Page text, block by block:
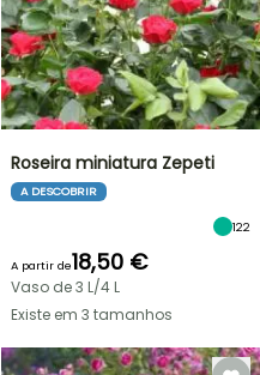
Roseira miniatura Zepeti
A DESCOBRIR
122
A partir de18,50 €
Vaso de 3 L/4 L
Existe em 3 tamanhos